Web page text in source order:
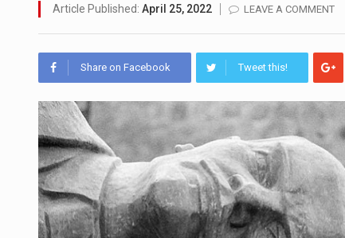
මහර බන්ධනාගාරයේ අද
අගෝස්තු මස දෙවන ඉරිදා
ලාල් කාන්ත ඇමතිවරයා
හිටපු පොලිස්පති පූජිත්
පසුගිය මැයි මස 31 දිනෙන්
මේ, දන්නා හඳුනන
වත්මන් ආණ්ඩුවේ ප්‍රධාන
Article Published: April 25, 2022 LEAVE A COMMENT
Share on Facebook Tweet this!